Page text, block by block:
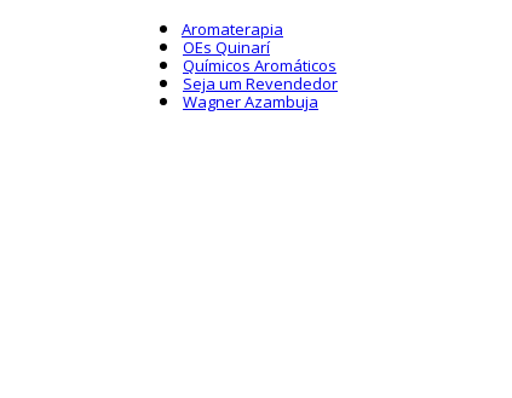
Aromaterapia
OEs Quinarí
Químicos Aromáticos
Seja um Revendedor
Wagner Azambuja